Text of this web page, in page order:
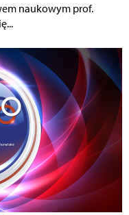
naukowym prof.